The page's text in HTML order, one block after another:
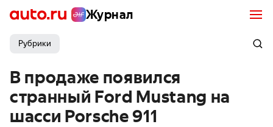
Журнал
Рубрики
В продаже появился
странный Ford Mustang на
шасси Porsche 911